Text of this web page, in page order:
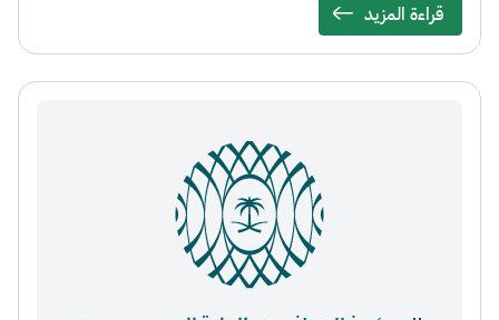
قراءة المزيد
Details